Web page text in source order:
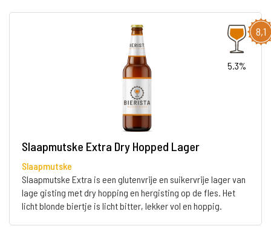
8,1
5.3%
Slaapmutske Extra Dry Hopped Lager
Slaapmutske
Slaapmutske Extra is een glutenvrije en suikervrije lager van
lage gisting met dry hopping en hergisting op de fles. Het
licht blonde biertje is licht bitter, lekker vol en hoppig.